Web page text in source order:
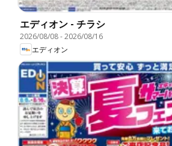
エディオン - チラシ
2026/08/08-2026/08/16
エディオン